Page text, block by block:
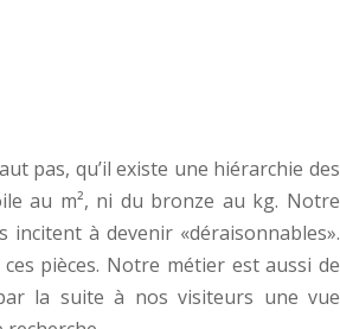
pas, qu’il existe une hiérarchie des
au m², ni du bronze au kg. Notre
à devenir «déraisonnables».
pièces. Notre métier est aussi de
la suite à nos visiteurs une vue